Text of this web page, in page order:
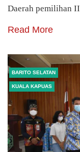
Daerah pemilihan
Read More
BARITO SELATAN
KUALA KAPUAS